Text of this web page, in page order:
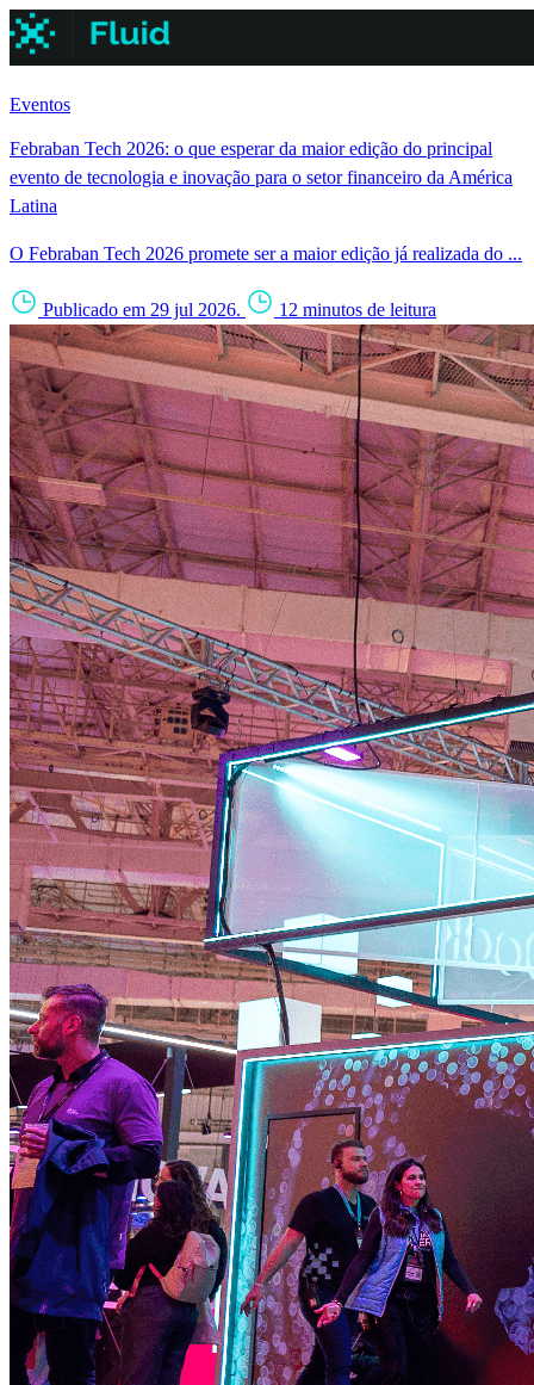
Eventos
Febraban Tech 2026: o que esperar da maior edição do principal
evento de tecnologia e inovação para o setor financeiro da América
Latina
O Febraban Tech 2026 promete ser a maior edição já realizada do ...
Publicado em 29 jul 2026. 12 minutos de leitura